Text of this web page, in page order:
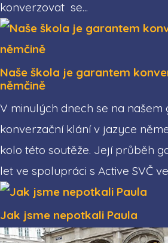
konverzovat se...
Naše škola je garantem
němčině
V minulých dnech se na našem
konverzační klání v jazyce
kolo této soutěže. Její průběh
let ve spolupráci s Active SVČ
Jak jsme nepotkali Paula